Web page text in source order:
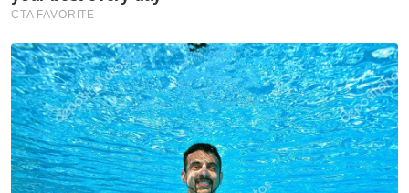
Muat turun aplikasi Sinar Harian.Klik di sini!